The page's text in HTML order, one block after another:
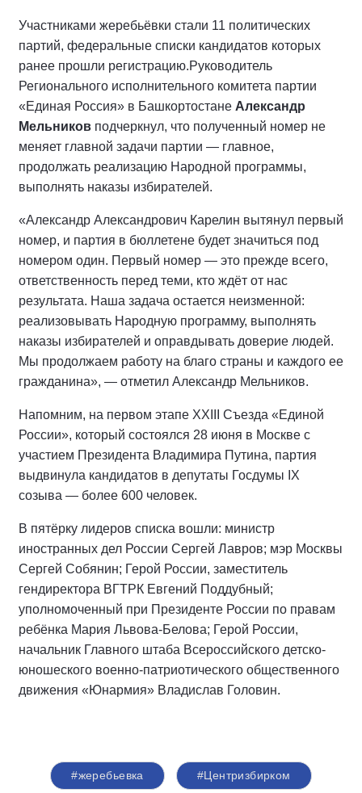
Участниками жеребьёвки стали 11 политических
партий, федеральные списки кандидатов которых
ранее прошли регистрацию.Руководитель
Регионального исполнительного комитета партии
«Единая Россия» в Башкортостане Александр
Мельников подчеркнул, что полученный номер не
меняет главной задачи партии — главное,
продолжать реализацию Народной программы,
выполнять наказы избирателей.
«Александр Александрович Карелин вытянул первый
номер, и партия в бюллетене будет значиться под
номером один. Первый номер — это прежде всего,
ответственность перед теми, кто ждёт от нас
результата. Наша задача остается неизменной:
реализовывать Народную программу, выполнять
наказы избирателей и оправдывать доверие людей.
Мы продолжаем работу на благо страны и каждого ее
гражданина», — отметил Александр Мельников.
Напомним, на первом этапе XXIII Съезда «Единой
России», который состоялся 28 июня в Москве с
участием Президента Владимира Путина, партия
выдвинула кандидатов в депутаты Госдумы IX
созыва — более 600 человек.
В пятёрку лидеров списка вошли: министр
иностранных дел России Сергей Лавров; мэр Москвы
Сергей Собянин; Герой России, заместитель
гендиректора ВГТРК Евгений Поддубный;
уполномоченный при Президенте России по правам
ребёнка Мария Львова-Белова; Герой России,
начальник Главного штаба Всероссийского детско-
юношеского военно-патриотического общественного
движения «Юнармия» Владислав Головин.
#жеребьевка #Центризбирком